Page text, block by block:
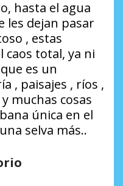
hasta el agua
les dejan pasar
, estas
caos total, ya ni
es un
, paisajes , ríos ,
muchas cosas
única en el
selva más..